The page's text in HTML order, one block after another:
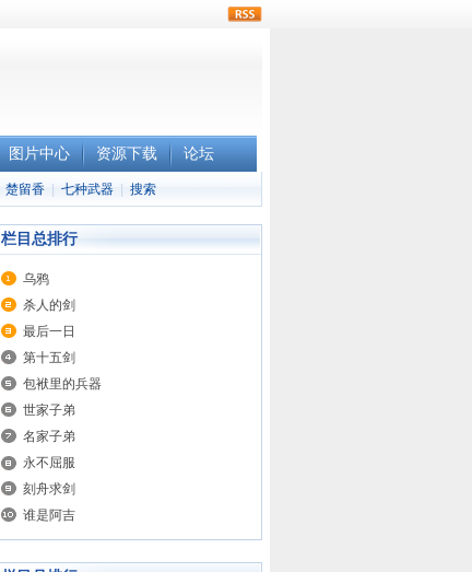
图片中心 资源下载 论坛
楚留香 七种武器 搜索
栏目总排行
乌鸦
杀人的剑
最后一日
第十五剑
包袱里的兵器
世家子弟
名家子弟
永不屈服
刻舟求剑
谁是阿吉